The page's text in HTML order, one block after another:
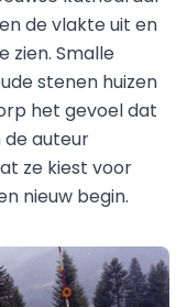
de vlakte uit en
zien. Smalle
stenen huizen
het gevoel dat
de auteur
ze kiest voor
nieuw begin.